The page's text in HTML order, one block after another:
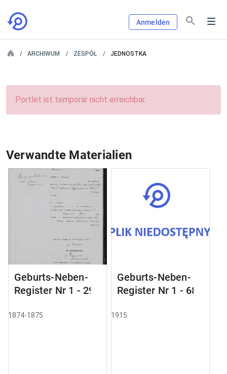
Anmelden
ARCHIWUM ZESPÓŁ JEDNOSTKA
Portlet ist temporär nicht erreichbar.
Verwandte Materialien
Geburts-Neben-
Register Nr 1 - 29
1874-1875
Geburts-Neben-
Register Nr 1 - 68
1915